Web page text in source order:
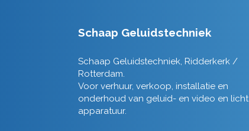
Schaap Geluidstechniek
Schaap Geluidstechniek, Ridderkerk /
Rotterdam.
Voor verhuur, verkoop, installatie en
onderhoud van geluid- en video en licht
apparatuur.